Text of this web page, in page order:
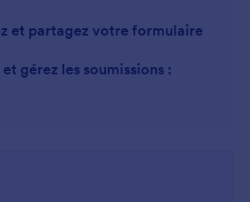
et partagez votre formulaire
et gérez les soumissions :